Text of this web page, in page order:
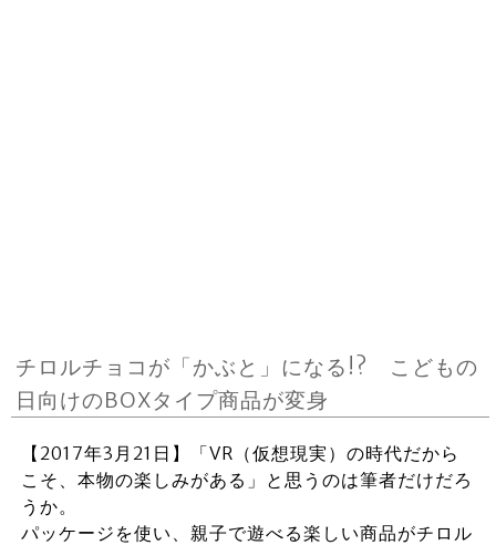
チロルチョコが「かぶと」になる!? こどもの
日向けのBOXタイプ商品が変身
【2017年3月21日】「VR（仮想現実）の時代だから
こそ、本物の楽しみがある」と思うのは筆者だけだろ
うか。
パッケージを使い、親子で遊べる楽しい商品がチロル